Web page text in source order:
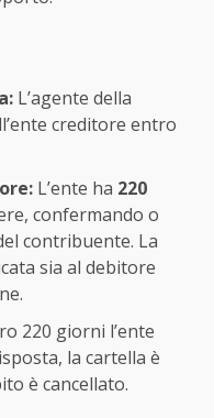
L’agente della
creditore entro
L’ente ha 220
confermando o
contribuente. La
sia al debitore
220 giorni l’ente
la cartella è
è cancellato.